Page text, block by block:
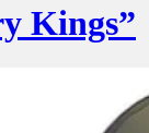
Kings”